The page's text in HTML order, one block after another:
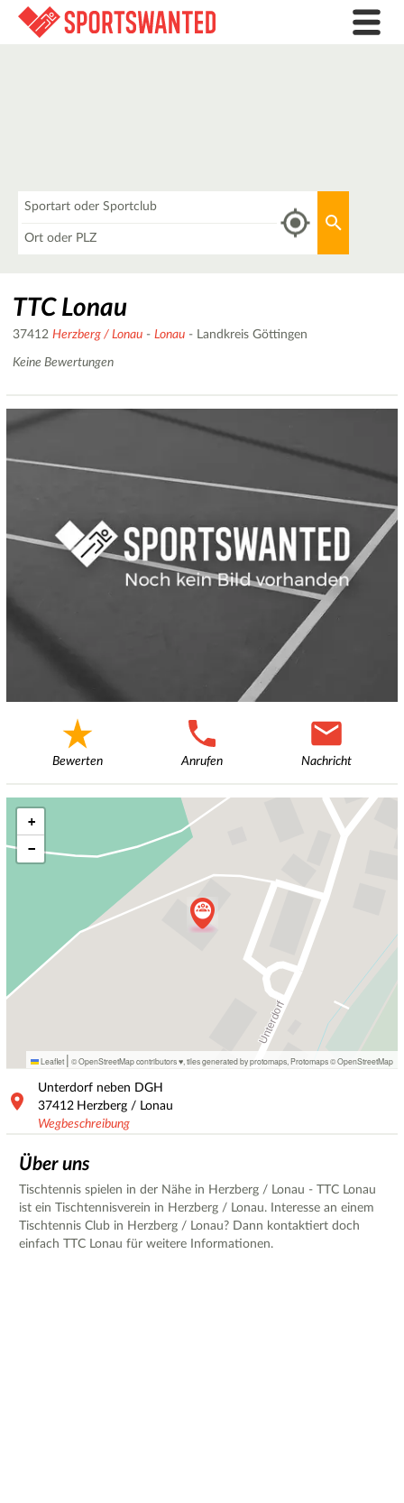
TTC Lonau
37412 Herzberg / Lonau - Lonau - Landkreis Göttingen
Keine Bewertungen
Bewerten Anrufen Nachricht
+
−
Leaflet | © OpenStreetMap contributors ♥, tiles generated by protomaps Protomaps©OpenStreetMap
Unterdorf neben DGH
37412 Herzberg / Lonau
Wegbeschreibung
Über uns
Tischtennis spielen in der Nähe in Herzberg / Lonau - TTC Lonau
ist ein Tischtennisverein in Herzberg / Lonau. Interesse an einem
Tischtennis Club in Herzberg / Lonau? Dann kontaktiert doch
einfach TTC Lonau für weitere Informationen.